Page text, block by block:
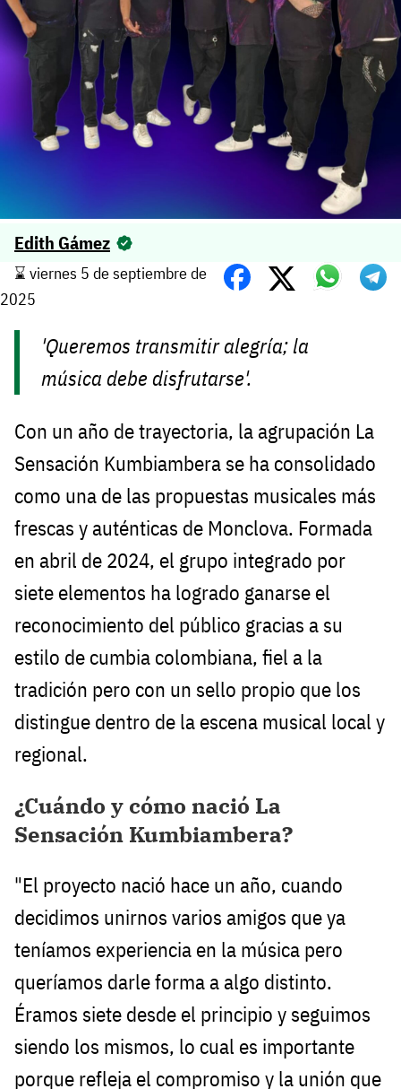
Edith Gámez
⌛️ viernes 5 de septiembre de
2025
'Queremos transmitir alegría; la
música debe disfrutarse'.
Con un año de trayectoria, la agrupación La
Sensación Kumbiambera se ha consolidado
como una de las propuestas musicales más
frescas y auténticas de Monclova. Formada
en abril de 2024, el grupo integrado por
siete elementos ha logrado ganarse el
reconocimiento del público gracias a su
estilo de cumbia colombiana, fiel a la
tradición pero con un sello propio que los
distingue dentro de la escena musical local y
regional.
¿Cuándo y cómo nació La
Sensación Kumbiambera?
"El proyecto nació hace un año, cuando
decidimos unirnos varios amigos que ya
teníamos experiencia en la música pero
queríamos darle forma a algo distinto.
Éramos siete desde el principio y seguimos
siendo los mismos, lo cual es importante
porque refleja el compromiso y la unión que